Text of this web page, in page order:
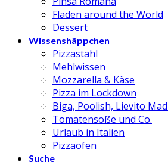
Fladen around the World
Dessert
Wissenshäppchen
Pizzastahl
Mehlwissen
Mozzarella & Käse
Pizza im Lockdown
Biga, Poolish, Lievito
Tomatensoße und Co.
Urlaub in Italien
Pizzaofen
Suche